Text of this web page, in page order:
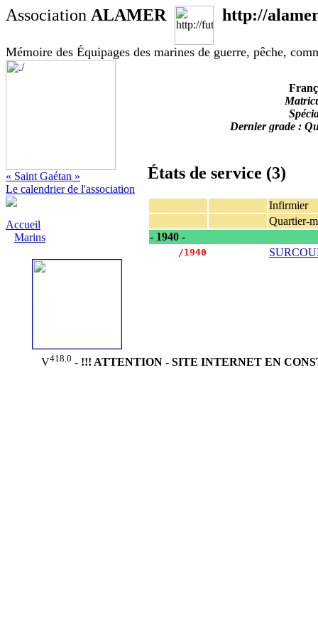
Association ALAMER http://
Mémoire des Équipages des marines de guerre, pêche,
« Saint Gaétan »
Le calendrier de l'association
Accueil
Marins
Dernier grade :
États de service (3)
Infirmier
Quartier-
- 1940 -
     /1940
V418.0 - !!! ATTENTION - SITE INTERNET EN